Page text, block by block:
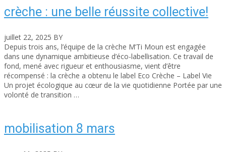
crèche : une belle réussite collective!
juillet 22, 2025 BY
Depuis trois ans, l’équipe de la crèche M’Ti Moun est engagée
dans une dynamique ambitieuse d’éco-labellisation. Ce travail de
fond, mené avec rigueur et enthousiasme, vient d’être
récompensé : la crèche a obtenu le label Eco Crèche – Label Vie
Un projet écologique au cœur de la vie quotidienne Portée par une
volonté de transition …
mobilisation 8 mars